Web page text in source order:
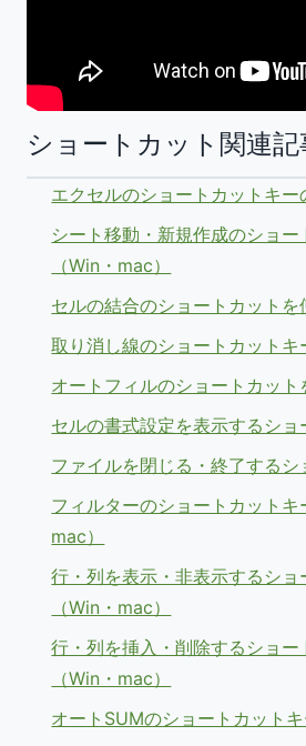
ショートカット関連記
エクセルのショートカットキー
シート移動・新規作成のショー
（Win・mac）
セルの結合のショートカット
取り消し線のショートカットキ
オートフィルのショートカッ
セルの書式設定を表示するショ
ファイルを閉じる・終了するシ
フィルターのショートカットキ
mac）
行・列を表示・非表示するショ
（Win・mac）
行・列を挿入・削除するショー
（Win・mac）
オートSUMのショートカットキ